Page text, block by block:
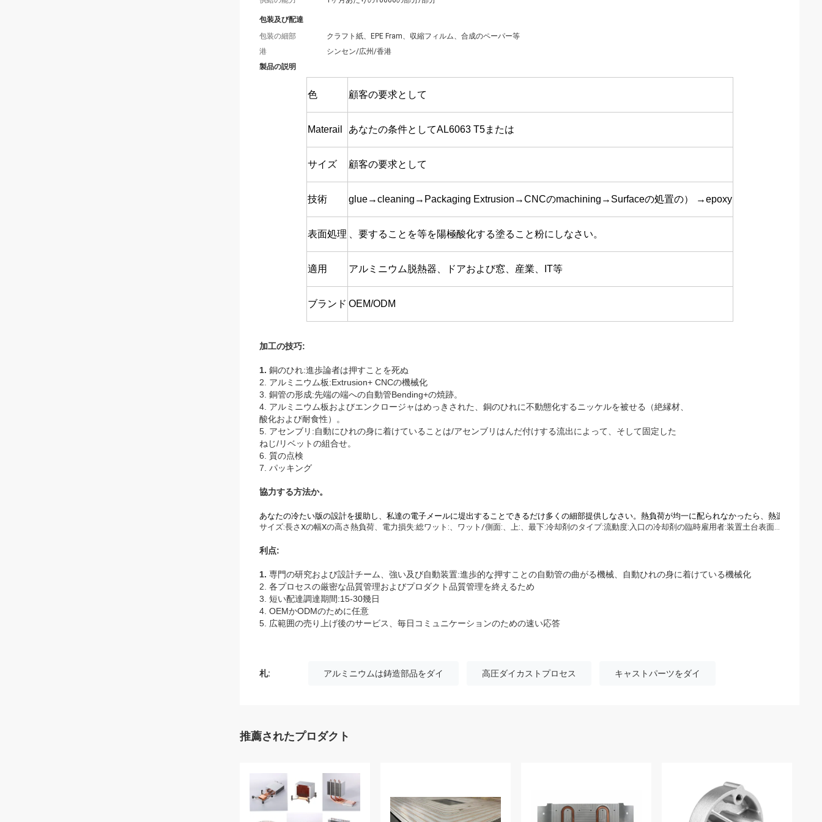
包装及び配達
包装の細部
クラフト紙、EPE Fram、収縮フィルム、合成のペーパー等
港
シンセン/広州/香港
製品の説明
色 顧客の要求として
Materail あなたの条件としてAL6063 T5または
サイズ 顧客の要求として
技術 glue→cleaning→Packaging Extrusion→CNCのmachining→Surfaceの処置の） →epoxy
表面処理 、要することを等を陽極酸化する塗ること粉にしなさい。
適用 アルミニウム脱熱器、ドアおよび窓、産業、IT等
ブランド OEM/ODM
加工の技巧:
1. 銅のひれ:進歩論者は押すことを死ぬ
2. アルミニウム板:Extrusion+ CNCの機械化
3. 銅管の形成:先端の端への自動管Bending+の焼跡。
4. アルミニウム板およびエンクロージャはめっきされた、銅のひれに不動態化するニッケルを被せる（絶縁材、
酸化および耐食性）。
5. アセンブリ:自動にひれの身に着けていることは/アセンブリはんだ付けする流出によって、そして固定した
ねじ/リベットの組合せ。
6. 質の点検
7. パッキング
協力する方法か。
あなたの冷たい版の設計を援助し、私達の電子メールに堤出することできるだけ多くの細部提供しなさい。熱負荷が均一に配られなかったら、熱源の位置そ
サイズ:長さXの幅Xの高さ熱負荷、電力損失:総ワット:、ワット/側面:、上:、最下:冷却剤のタイプ:流動度:入口の冷却剤の臨時雇用者:装置土台表面の最高の冷たい版の温度:管のサイズ:年次条件:
利点:
1. 専門の研究および設計チーム、強い及び自動装置:進歩的な押すことの自動管の曲がる機械、自動ひれの身に着けている機械化
2. 各プロセスの厳密な品質管理およびプロダクト品質管理を終えるため
3. 短い配達調達期間:15-30幾日
4. OEMかODMのために任意
5. 広範囲の売り上げ後のサービス、毎日コミュニケーションのための速い応答
札: アルミニウムは鋳造部品をダイ 高圧ダイカストプロセス キャストパーツをダイ
推薦されたプロダクト